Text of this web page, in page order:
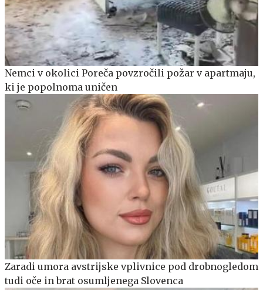
Nemci v okolici Poreča povzročili požar v apartmaju,
ki je popolnoma uničen
Zaradi umora avstrijske vplivnice pod drobnogledom
tudi oče in brat osumljenega Slovenca